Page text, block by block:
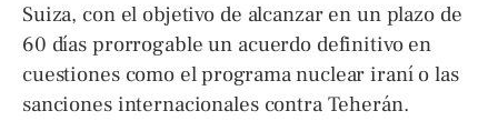
Suiza, con el objetivo de alcanzar en un plazo de
60 días prorrogable un acuerdo definitivo en
cuestiones como el programa nuclear iraní o las
sanciones internacionales contra Teherán.